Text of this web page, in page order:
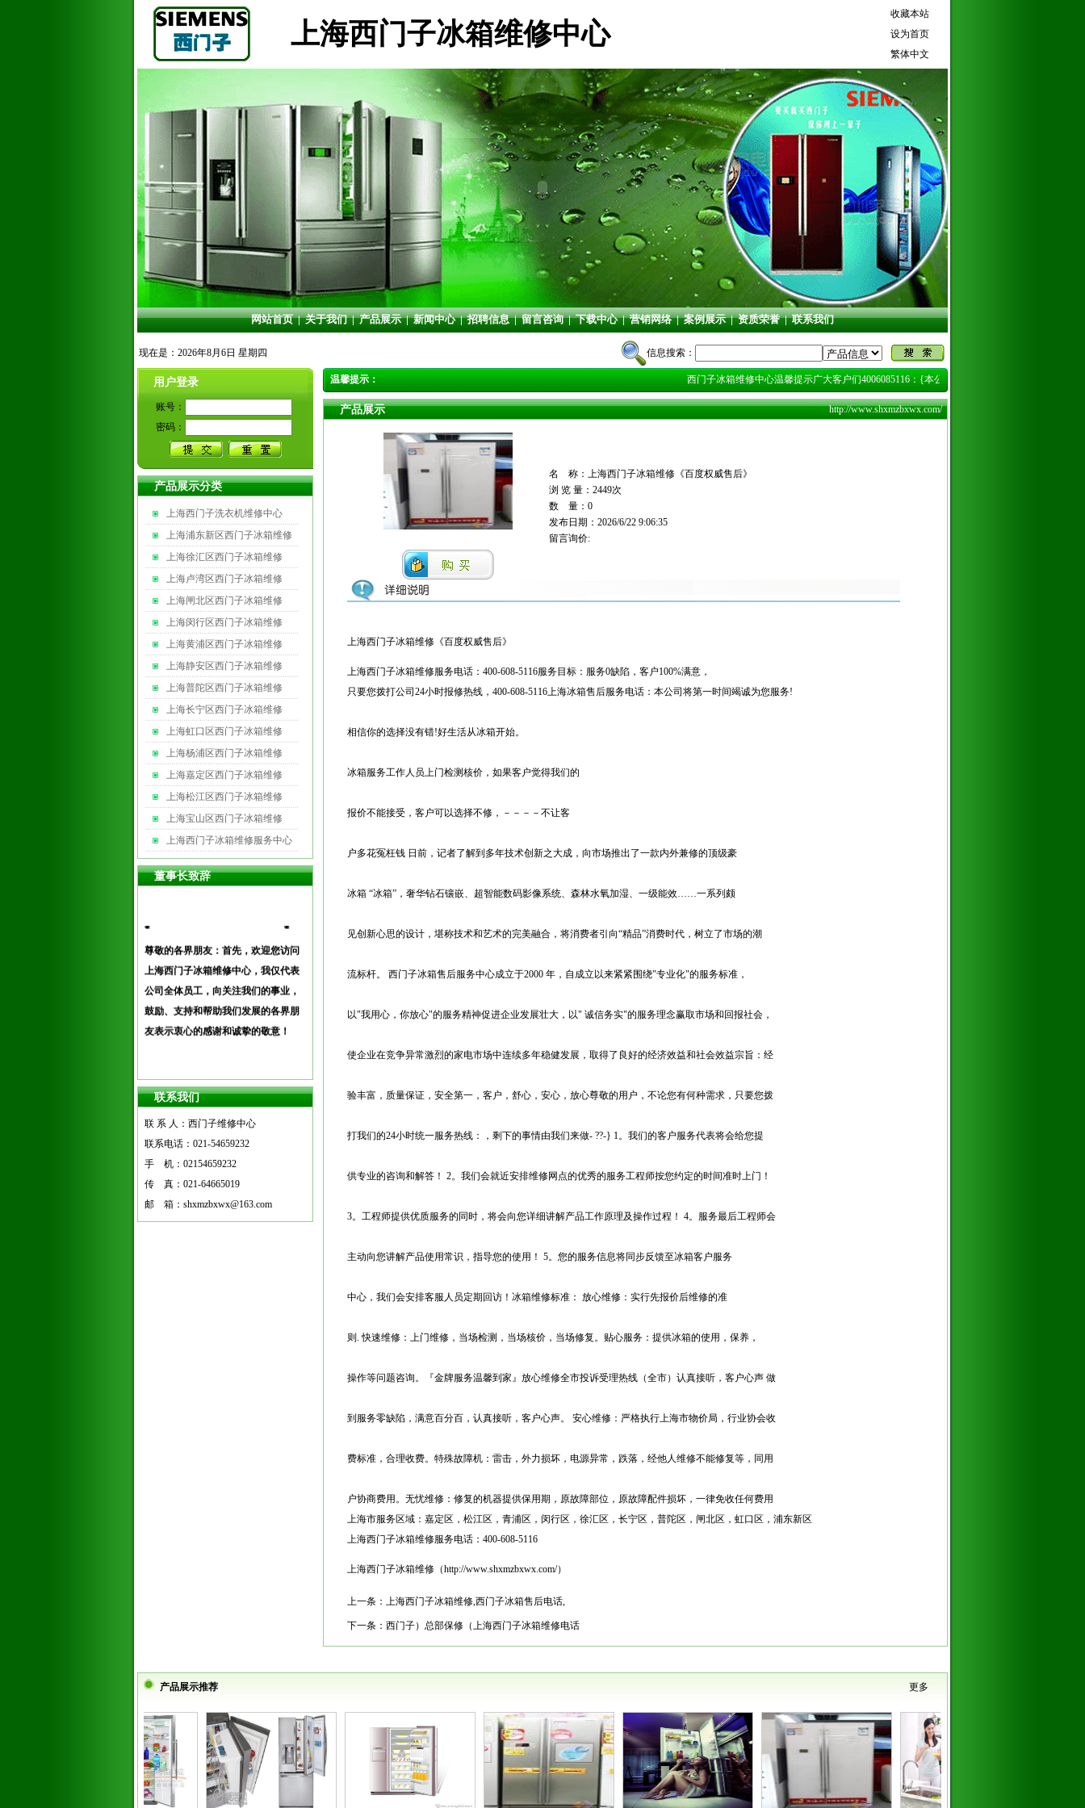
上海西门子冰箱维修中心
收藏本站
设为首页
繁体中文
网站首页|关于我们|产品展示|新闻中心|招聘信息|留言咨询|下载中心|营销网络|案例展示|资质荣誉|联系我们
现在是：2026年8月6日 星期四 信息搜索：
用户登录
账号：
密码：
产品展示分类
上海西门子洗衣机维修中心
上海浦东新区西门子冰箱维修
上海徐汇区西门子冰箱维修
上海卢湾区西门子冰箱维修
上海闸北区西门子冰箱维修
上海闵行区西门子冰箱维修
上海黄浦区西门子冰箱维修
上海静安区西门子冰箱维修
上海普陀区西门子冰箱维修
上海长宁区西门子冰箱维修
上海虹口区西门子冰箱维修
上海杨浦区西门子冰箱维修
上海嘉定区西门子冰箱维修
上海松江区西门子冰箱维修
上海宝山区西门子冰箱维修
上海西门子冰箱维修服务中心
董事长致辞
上海西门子冰箱维修中心，我仅代表
公司全体员工，向关注我们的事业，
鼓励、支持和帮助我们发展的各界朋
友表示衷心的感谢和诚挚的敬 意！
联系我们
联 系 人：西门子维修中心
联系电话：021-54659232
手 机：02154659232
传 真：021-64665019
邮 箱：shxmzbxwx@163.com
温馨提示： 西门子冰箱维修中心温馨提示广大客户们4006085116：{本公司对残疾人、孤寡老人、实行优惠
产品展示 http://www.shxmzbxwx.com/
名 称：上海西门子冰箱维修《百度权威售后》
浏 览 量： 2449次
数 量：0
发布日期：2026/6/22 9:06:35
留言询价:
上海西门子冰箱维修《百度权威售后》
上海西门子冰箱维修服务电话：400-608-5116服务目标：服务0缺陷，客户100%满意，
只要您拨打公司24小时报修热线，400-608-5116上海冰箱售后服务电话：本公司将第一时间竭诚为您服务!
相信你的选择没有错!好生活从冰箱开始。
冰箱服务工作人员上门检测核价，如果客户觉得我们的
报价不能接受，客户可以选择不修，－－－－不让客
户多花冤枉钱 日前，记者了解到多年技术创新之大成，向市场推出了一款内外兼修的顶级豪
冰箱 “冰箱”，奢华钻石镶嵌、超智能数码影像系统、森林水氧加湿、一级能效……一系列颇
见创新心思的设计，堪称技术和艺术的完美融合，将消费者引向“精品”消费时代，树立了市场的潮
流标杆。 西门子冰箱售后服务中心成立于2000 年，自成立以来紧紧围绕"专业化"的服务标准，
以"我用心，你放心"的服务精神促进企业发展壮大，以" 诚信务实"的服务理念赢取市场和回报社会，
使企业在竞争异常激烈的家电市场中连续多年稳健发展，取得了良好的经济效益和社会效益宗旨：经
验丰富，质量保证，安全第一，客户，舒心，安心，放心尊敬的用户，不论您有何种需求，只要您拨
打我们的24小时统一服务热线：，剩下的事情由我们来做- ??-} 1。我们的客户服务代表将会给您提
供专业的咨询和解答！ 2。我们会就近安排维修网点的优秀的服务工程师按您约定的时间准时上门！
3。工程师提供优质服务的同时，将会向您详细讲解产品工作原理及操作过程！ 4。服务最后工程师会
主动向您讲解产品使用常识，指导您的使用！ 5。您的服务信息将同步反馈至冰箱客户服务
中心，我们会安排客服人员定期回访！冰箱维修标准： 放心维修：实行先报价后维修的准
则. 快速维修：上门维修，当场检测，当场核价，当场修复。贴心服务：提供冰箱的使用，保养，
操作等问题咨询。『金牌服务温馨到家』放心维修全市投诉受理热线（全市）认真接听，客户心声 做
到服务零缺陷，满意百分百，认真接听，客户心声。 安心维修：严格执行上海市物价局，行业协会收
费标准，合理收费。特殊故障机：雷击，外力损坏，电源异常，跌落，经他人维修不能修复等，同用
户协商费用。无忧维修：修复的机器提供保用期，原故障部位，原故障配件损坏，一律免收任何费用
上海市服务区域：嘉定区，松江区，青浦区，闵行区，徐汇区，长宁区，普陀区，闸北区，虹口区，浦东新区
上海西门子冰箱维修服务电话：400-608-5116
上海西门子冰箱维修（http://www.shxmzbxwx.com/）
上一条： 上海西门子冰箱维修,西门子冰箱售后电话,
下一条： 西门子）总部保修（上海西门子冰箱维修电话
产品展示推荐 更多